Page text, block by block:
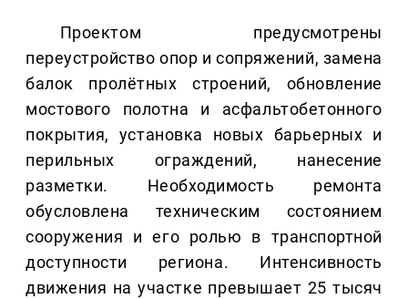
Проектом предусмотрены
переустройство опор и сопряжений, замена
балок пролётных строений, обновление
мостового полотна и асфальтобетонного
покрытия, установка новых барьерных и
перильных ограждений, нанесение
разметки. Необходимость ремонта
обусловлена техническим состоянием
сооружения и его ролью в транспортной
доступности региона. Интенсивность
движения на участке превышает 25 тысяч